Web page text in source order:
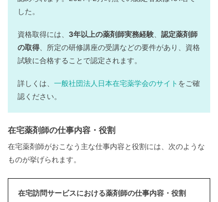
した。
資格取得には、 3年以上の薬剤師実務経験
認定薬剤師
の取得 、所定の研修講座の受講などの要件があり、資格
試験に合格することで認定されます。
詳しくは、 一般社団法人日本在宅薬学会のサイト をご確
認ください。
在宅薬剤師の仕事内容・役割
在宅薬剤師がおこなう主な仕事内容と役割には、次のような
ものが挙げられます。
在宅訪問サービスにおける薬剤師の仕事内容・役割